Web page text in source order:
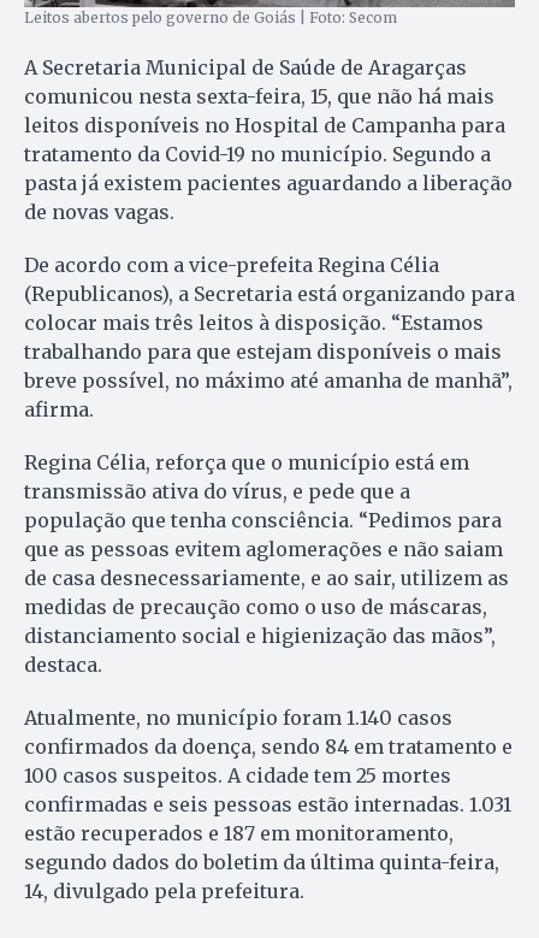
Leitos abertos pelo governo de Goiás | Foto: Secom
A Secretaria Municipal de Saúde de Aragarças
comunicou nesta sexta-feira, 15, que não há mais
leitos disponíveis no Hospital de Campanha para
tratamento da Covid-19 no município. Segundo a
pasta já existem pacientes aguardando a liberação
de novas vagas.
De acordo com a vice-prefeita Regina Célia
(Republicanos), a Secretaria está organizando para
colocar mais três leitos à disposição. “Estamos
trabalhando para que estejam disponíveis o mais
breve possível, no máximo até amanha de manhã”,
afirma.
Regina Célia, reforça que o município está em
transmissão ativa do vírus, e pede que a
população que tenha consciência. “Pedimos para
que as pessoas evitem aglomerações e não saiam
de casa desnecessariamente, e ao sair, utilizem as
medidas de precaução como o uso de máscaras,
distanciamento social e higienização das mãos”,
destaca.
Atualmente, no município foram 1.140 casos
confirmados da doença, sendo 84 em tratamento e
100 casos suspeitos. A cidade tem 25 mortes
confirmadas e seis pessoas estão internadas. 1.031
estão recuperados e 187 em monitoramento,
segundo dados do boletim da última quinta-feira,
14, divulgado pela prefeitura.